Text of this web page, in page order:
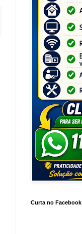
Curta no Facebook